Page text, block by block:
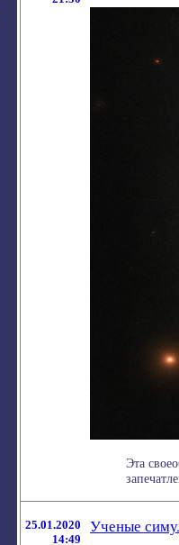
Эта
25.01.2020
14:49
Ученые